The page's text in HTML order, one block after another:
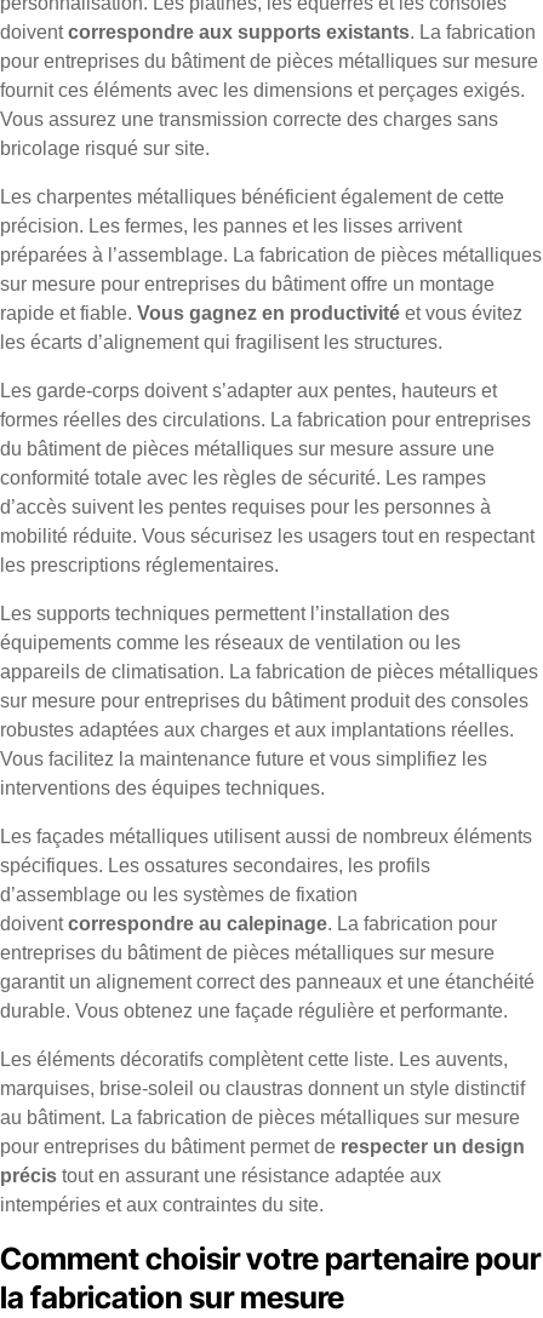
doiventcorrespondre aux supports existants. La fabrication
pour entreprises du bâtiment de pièces métalliques sur mesure
fournit ces éléments avec les dimensions et perçages exigés.
Vous assurez une transmission correcte des charges sans
bricolage risqué sur site.
Les charpentes métalliques bénéficient également de cette
précision. Les fermes, les pannes et les lisses arrivent
préparées à l’assemblage. La fabrication de pièces métalliques
sur mesure pour entreprises du bâtiment offre un montage
rapide et fiable. Vous gagnez en productivité et vous évitez
les écarts d’alignement qui fragilisent les structures.
Les garde-corps doivent s’adapter aux pentes, hauteurs et
formes réelles des circulations. La fabrication pour entreprises
du bâtiment de pièces métalliques sur mesure assure une
conformité totale avec les règles de sécurité. Les rampes
d’accès suivent les pentes requises pour les personnes à
mobilité réduite. Vous sécurisez les usagers tout en respectant
les prescriptions réglementaires.
Les supports techniques permettent l’installation des
équipements comme les réseaux de ventilation ou les
appareils de climatisation. La fabrication de pièces métalliques
sur mesure pour entreprises du bâtiment produit des consoles
robustes adaptées aux charges et aux implantations réelles.
Vous facilitez la maintenance future et vous simplifiez les
interventions des équipes techniques.
Les façades métalliques utilisent aussi de nombreux éléments
spécifiques. Les ossatures secondaires, les profils
d’assemblage ou les systèmes de fixation
doiventcorrespondre au calepinage. La fabrication pour
entreprises du bâtiment de pièces métalliques sur mesure
garantit un alignement correct des panneaux et une étanchéité
durable. Vous obtenez une façade régulière et performante.
Les éléments décoratifs complètent cette liste. Les auvents,
marquises, brise-soleil ou claustras donnent un style distinctif
au bâtiment. La fabrication de pièces métalliques sur mesure
pour entreprises du bâtiment permet de respecter un design
précis tout en assurant une résistance adaptée aux
intempéries et aux contraintes du site.
Comment choisir votre partenaire pour
la fabrication sur mesure